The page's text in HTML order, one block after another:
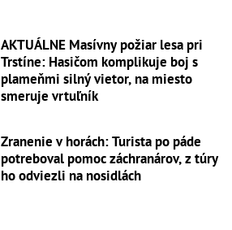
AKTUÁLNE Masívny požiar lesa pri
Trstíne: Hasičom komplikuje boj s
plameňmi silný vietor, na miesto
smeruje vrtuľník
Zranenie v horách: Turista po páde
potreboval pomoc záchranárov, z túry
ho odviezli na nosidlách